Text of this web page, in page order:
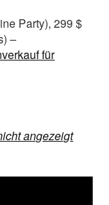
Party), 299 $
–
für
angezeigt